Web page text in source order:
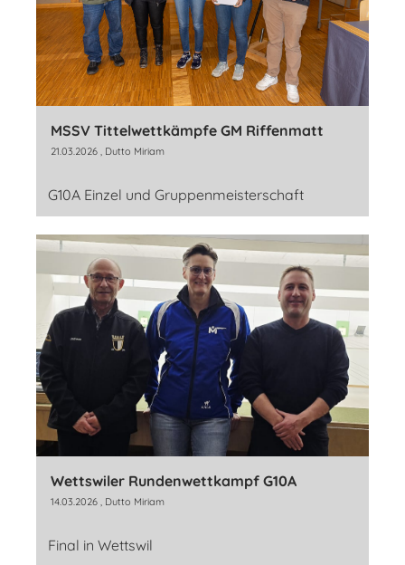
MSSV Tittelwettkämpfe GM Riffenmatt
21.03.2026 , Dutto Miriam
G10A Einzel und Gruppenmeisterschaft
Wettswiler Rundenwettkampf G10A
14.03.2026 , Dutto Miriam
Final in Wettswil